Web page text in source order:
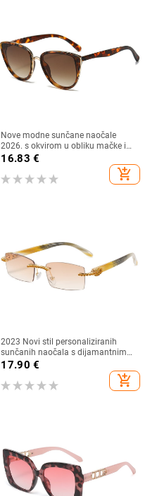
Nove modne sunčane naočale
2026. s okvirom u obliku mačke i
zlatnim rubom - moderne,
16.83 €
add_shopping_cart
2023 Novi stil personaliziranih
sunčanih naočala s dijamantnim
umetkom, moderne i četvrtaste
naočale s dijamantnim rezom, hip
hop sunčane naočale u uličnom
17.90 €
add_shopping_cart